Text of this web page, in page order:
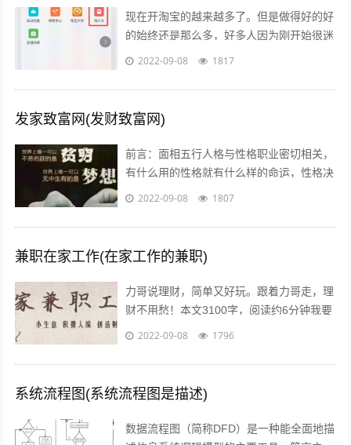
现在开淘宝的越来越多了。但是做得好的好
的始终还是那么多，好多人因为刚开始很迷
茫，不知道怎么做，或者做到一半发现没有
2022-09-08 1817
发家致富网(发财致富网)
前言：面相五行人格与性格职业密切相关，
有什么用的性格就有什么样的命运，性格决
定命运。有些人需要白手起家获得财富，有
2022-09-08 1807
兼职在家工作(在家工作的兼职)
力哥说理财，简单又好玩。跟着力哥走，理
财不用愁！本文3100字，阅读约6分钟我要
介绍的赚钱工作就是兼职写稿赚稿费。主业
2022-09-08 1796
系统流程图(系统流程图是描述)
数据流程图（简称DFD）是一种能全面地描